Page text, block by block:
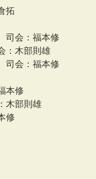
拓
司会：福本修
：木部則雄
司会：福本修
本修
木部則雄
修